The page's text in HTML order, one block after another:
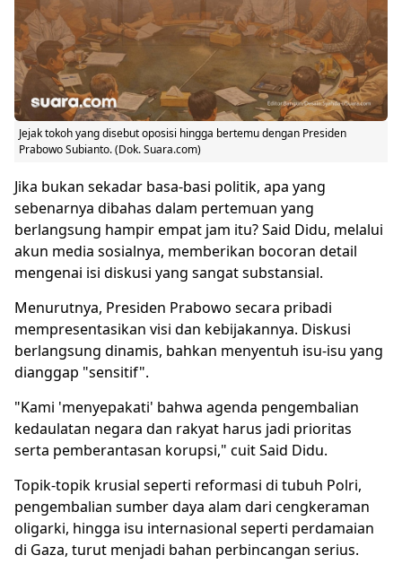
Jejak tokoh yang disebut oposisi hingga bertemu dengan Presiden
Prabowo Subianto. (Dok. Suara.com)
Jika bukan sekadar basa-basi politik, apa yang
sebenarnya dibahas dalam pertemuan yang
berlangsung hampir empat jam itu? Said Didu, melalui
akun media sosialnya, memberikan bocoran detail
mengenai isi diskusi yang sangat substansial.
Menurutnya, Presiden Prabowo secara pribadi
mempresentasikan visi dan kebijakannya. Diskusi
berlangsung dinamis, bahkan menyentuh isu-isu yang
dianggap "sensitif".
"Kami 'menyepakati' bahwa agenda pengembalian
kedaulatan negara dan rakyat harus jadi prioritas
serta pemberantasan korupsi," cuit Said Didu.
Topik-topik krusial seperti reformasi di tubuh Polri,
pengembalian sumber daya alam dari cengkeraman
oligarki, hingga isu internasional seperti perdamaian
di Gaza, turut menjadi bahan perbincangan serius.